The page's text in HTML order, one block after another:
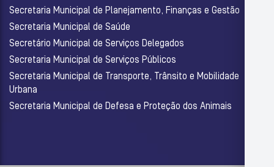
Secretaria Municipal de Planejamento, Finanças e Gestão
Secretaria Municipal de Saúde
Secretário Municipal de Serviços Delegados
Secretaria Municipal de Serviços Públicos
Secretaria Municipal de Transporte, Trânsito e Mobilidade
Urbana
Secretaria Municipal de Defesa e Proteção dos Animais